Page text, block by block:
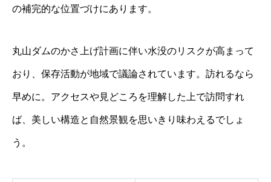
の補完的な位置づけにあります。
丸山ダムのかさ上げ計画に伴い水没のリスクが高まって
おり、保存活動が地域で議論されています。訪れるなら
早めに。アクセスや見どころを理解した上で訪問すれ
ば、美しい構造と自然景観を思いきり味わえるでしょ
う。